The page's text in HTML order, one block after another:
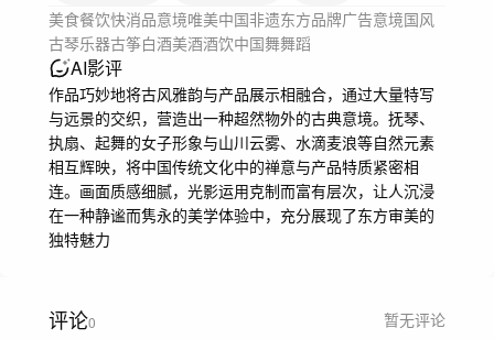
美食餐饮快消品意境唯美中国非遗东方品牌广告意境国风
古琴乐器古筝白酒美酒酒饮中国舞舞蹈
AI影评
作品巧妙地将古风雅韵与产品展示相融合，通过大量特写
与远景的交织，营造出一种超然物外的古典意境。抚琴、
执扇、起舞的女子形象与山川云雾、水滴麦浪等自然元素
相互辉映，将中国传统文化中的禅意与产品特质紧密相
连。画面质感细腻，光影运用克制而富有层次，让人沉浸
在一种静谧而隽永的美学体验中，充分展现了东方审美的
独特魅力
评论0 暂无评论